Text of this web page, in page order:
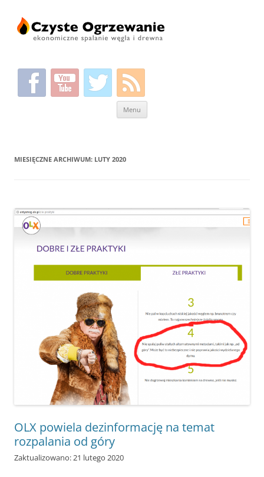
Menu
MIESIĘCZNE ARCHIWUM: LUTY 2020
OLX powiela dezinformację na temat
rozpalania od góry
Zaktualizowano: 21 lutego 2020